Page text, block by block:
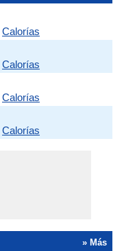
Calorías
Calorías
Calorías
Calorías
» Más